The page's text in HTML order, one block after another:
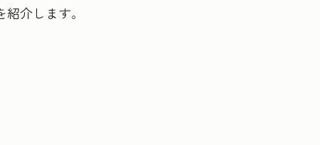
介します。